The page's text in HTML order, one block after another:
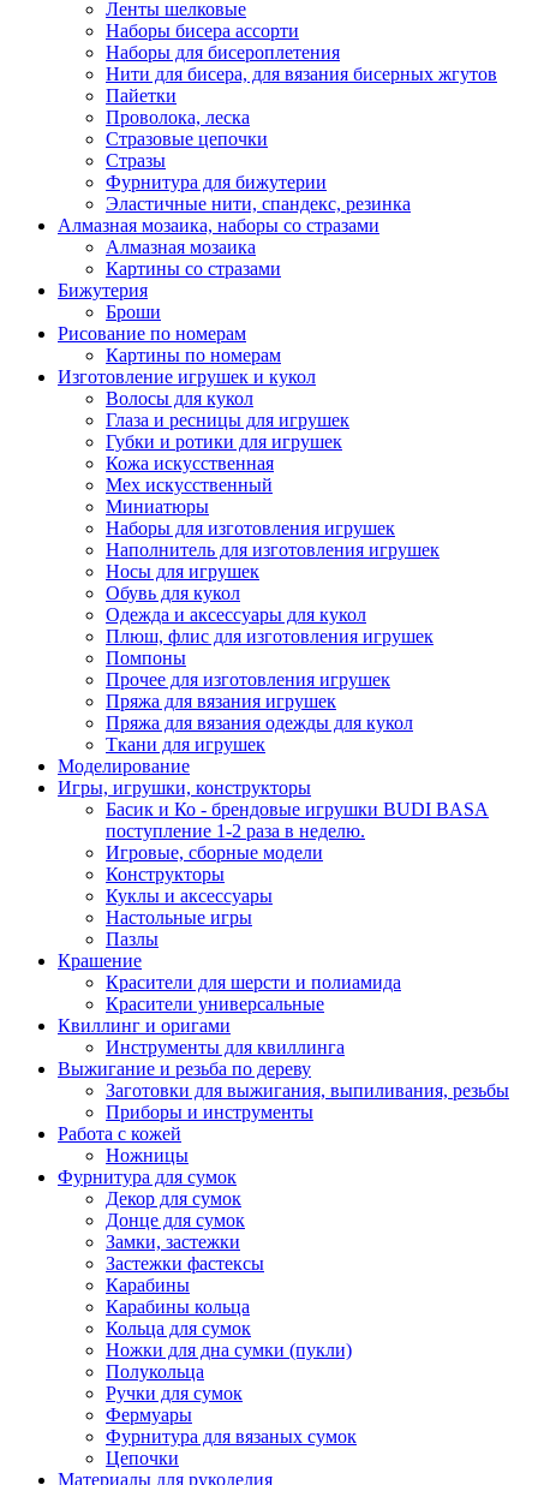
Ленты шелковые
Наборы бисера ассорти
Наборы для бисероплетения
Нити для бисера, для вязания бисерных жгутов
Пайетки
Проволока, леска
Стразовые цепочки
Стразы
Фурнитура для бижутерии
Эластичные нити, спандекс, резинка
Алмазная мозаика, наборы со стразами
Алмазная мозаика
Картины co стразами
Бижутерия
Броши
Рисование по номерам
Картины по номерам
Изготовление игрушек и кукол
Волосы для кукол
Глаза и ресницы для игрушек
Губки и ротики для игрушек
Кожа искусственная
Мех искусственный
Миниатюры
Наборы для изготовления игрушек
Наполнитель для изготовления игрушек
Носы для игрушек
Обувь для кукол
Одежда и аксессуары для кукол
Плюш, флис для изготовления игрушек
Помпоны
Прочее для изготовления игрушек
Пряжа для вязания игрушек
Пряжа для вязания одежды для кукол
Ткани для игрушек
Моделирование
Игры, игрушки, конструкторы
Басик и Ко - брендовые игрушки BUDI BASA
поступление 1-2 раза в неделю.
Игровые, сборные модели
Конструкторы
Куклы и аксессуары
Настольные игры
Пазлы
Крашение
Красители для шерсти и полиамида
Красители универсальные
Квиллинг и оригами
Инструменты для квиллинга
Выжигание и резьба по дереву
Заготовки для выжигания, выпиливания, резьбы
Приборы и инструменты
Работа с кожей
Ножницы
Фурнитура для сумок
Декор для сумок
Донце для сумок
Замки, застежки
Застежки фастексы
Карабины
Карабины кольца
Кольца для сумок
Ножки для дна сумки (пукли)
Полукольца
Ручки для сумок
Фермуары
Фурнитура для вязаных сумок
Цепочки
Материалы для рукоделия